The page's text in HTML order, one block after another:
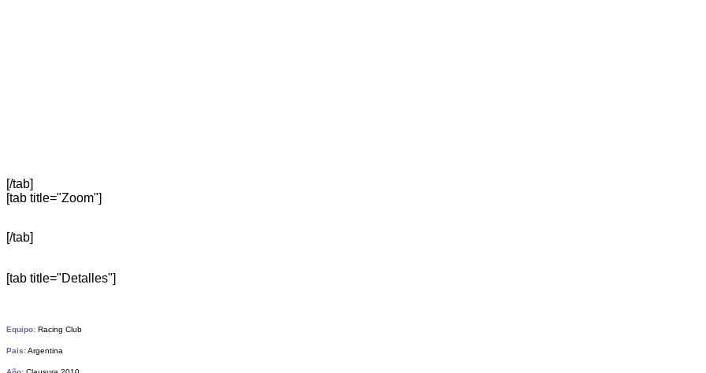
[/tab]
[tab title="Zoom"]
[/tab]
[tab title="Detalles"]
Equipo: Racing Club
Pais:Argentina